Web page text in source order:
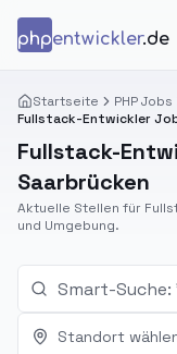
phpentwickler.de
Startseite PHP Jobs
Fullstack-Entwickler
Fullstack-
Saarbrücken
Aktuelle Stellen für
und Umgebung.
Standort